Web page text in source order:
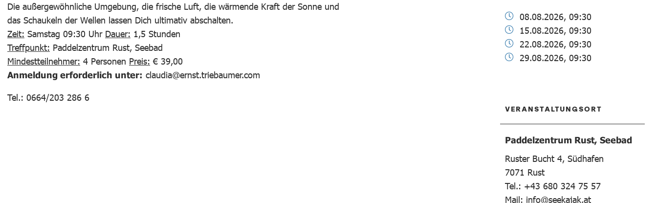
Die außergewöhnliche Umgebung, die frische Luft, die wärmende Kraft der Sonne und
das Schaukeln der Wellen lassen Dich ultimativ abschalten.
Zeit: Samstag 09:30 Uhr Dauer: 1,5 Stunden
Treffpunkt: Paddelzentrum Rust, Seebad
Mindestteilnehmer: 4 Personen Preis: € 39,00
Anmeldung erforderlich unter: claudia@ernst.triebaumer.com
Tel.: 0664/203 286 6
08.08.2026, 09:30
15.08.2026, 09:30
22.08.2026, 09:30
29.08.2026, 09:30
VERANSTALTUNGSORT
Paddelzentrum Rust, Seebad
Ruster Bucht 4, Südhafen
7071 Rust
Tel.: +43 680 324 75 57
Mail: info@seekajak.at